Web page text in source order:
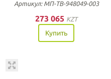
Артикул: МП-ТВ-948049-003
273 065 KZT
Купить